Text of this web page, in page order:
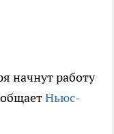
начнут работу
Ньюс-